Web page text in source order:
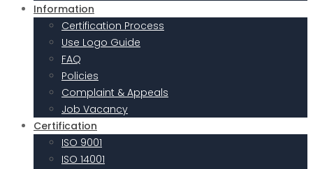
Information
Certification Process
Use Logo Guide
FAQ
Policies
Complaint & Appeals
Job Vacancy
Certification
ISO 9001
ISO 14001